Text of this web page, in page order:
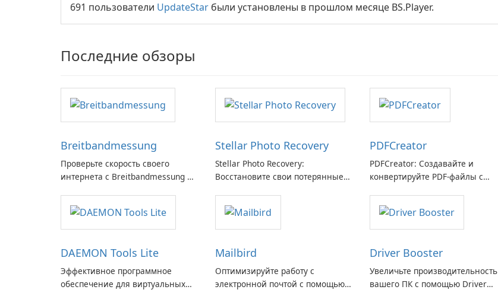
691 пользователи UpdateStar были установлены в прошлом месяце BS.Player.
Последние обзоры
Breitbandmessung
Проверьте скорость своего
интернета с Breitbandmessung от
Stellar Photo Recovery
Stellar Photo Recovery:
Восстановите свои потерянные
PDFCreator
PDFCreator: Создавайте и
конвертируйте PDF-файлы с
DAEMON Tools Lite
Эффективное программное
обеспечение для виртуальных
Mailbird
Оптимизируйте работу с
электронной почтой с помощью
Driver Booster
Увеличьте производительность
вашего ПК с помощью Driver